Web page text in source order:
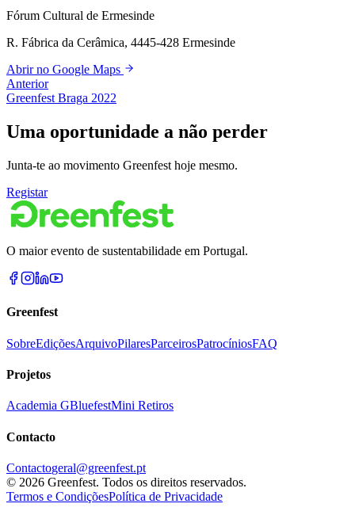
Fórum Cultural de Ermesinde
R. Fábrica da Cerâmica, 4445-428 Ermesinde
Abrir no Google Maps
Anterior
Greenfest Braga 2022
Uma oportunidade a não perder
Junta-te ao movimento Greenfest hoje mesmo.
Registar
O maior evento de sustentabilidade em Portugal.
Greenfest
SobreEdiçõesArquivoPilaresParceirosPatrocíniosFAQ
Projetos
Academia GBluefestMini Retiros
Contacto
Contactogeral@greenfest.pt
© 2026 Greenfest. Todos os direitos reservados.
Termos e CondiçõesPolítica de Privacidade